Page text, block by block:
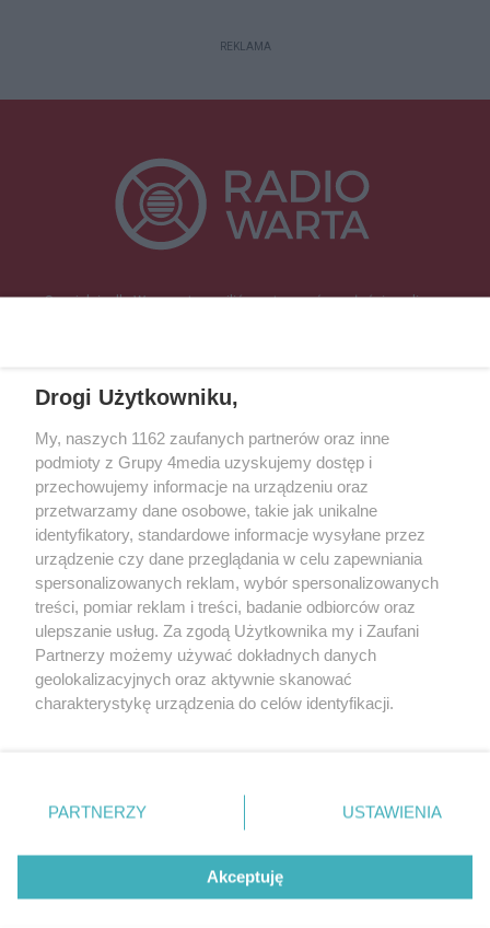
REKLAMA
Specjalnie dla Was postanowiliśmy stworzyć rozgłośnię radiową
Śrem, Jarocin, Gniezno, Ostrów Wlkp.).
Kontakt Reklama Patronat
Dane firmowe
Regulamin serwisu i ogłoszeń drobnych
Regulamin konkursów
Polityka prywatności
Przetwarzanie danych osobowych
Zapisz się do newslettera
Dołącz do grona ludzi najlepiej poinformowanych!
Zapisz się »
Drogi Użytkowniku,
My, naszych 1162 zaufanych partnerów oraz inne
podmioty z Grupy 4media uzyskujemy dostęp i
przechowujemy informacje na urządzeniu oraz
przetwarzamy dane osobowe, takie jak unikalne
identyfikatory, standardowe informacje wysyłane przez
urządzenie czy dane przeglądania w celu zapewniania
spersonalizowanych reklam, wybór spersonalizowanych
treści, pomiar reklam i treści, badanie odbiorców oraz
ulepszanie usług. Za zgodą Użytkownika my i Zaufani
Partnerzy możemy używać dokładnych danych
geolokalizacyjnych oraz aktywnie skanować
charakterystykę urządzenia do celów identyfikacji.
zmienić/wycofać klikając przycisk ustawień prywatności
znajdujący się w lewym dolnym rogu strony
. Niektóre
użytkownika, ale masz prawo sprzeciwić się takiemu
przetwarzaniu. Preferencje będą miały zastosowania tylko
PARTNERZY USTAWIENIA
Akceptuję